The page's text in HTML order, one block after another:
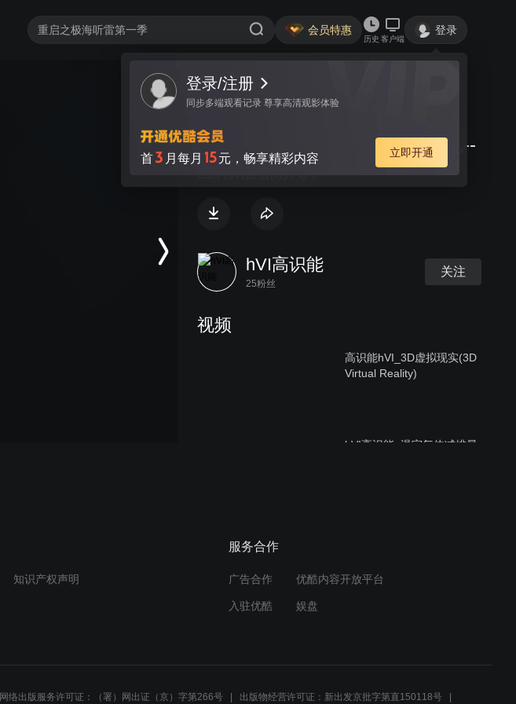
会员特惠
历史 客户端
登录
登录/注册
同步多端观看记录 尊享高清观影体验
首3 月每月 15元，畅享精彩内容 立即开通
视频 讨论
高识能hVI_Raytrix四维光场相机--
应用:脸部辨识
hVI高识能
25粉丝
关注
视频
高识能hVI_3D虚拟现实(3D
Virtual Reality)
hVI高识能_温室气体减排最
知识产权声明
服务合作
广告合作 优酷内容开放平台
入驻优酷 娱盘
网络出版服务许可证：（署）网出证（京）字第266号 出版物经营许可证：新出发京批字第直150118号